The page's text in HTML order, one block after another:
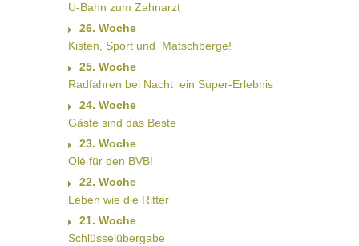
U-Bahn zum Zahnarzt
26. Woche
Kisten, Sport und  Matschberge!
25. Woche
Radfahren bei Nacht  ein Super-Erlebnis
24. Woche
Gäste sind das Beste
23. Woche
Olé für den BVB!
22. Woche
Leben wie die Ritter
21. Woche
Schlüsselübergabe